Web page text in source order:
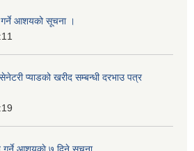
गर्ने आशयको सूचना ।
प्याडको खरीद सम्बन्धी दरभाउ पत्र